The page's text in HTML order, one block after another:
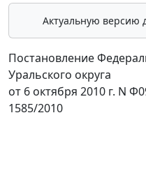
Актуальную версию
Постановление
Уральского округа
от 6 октября 2010 г. N
1585/2010